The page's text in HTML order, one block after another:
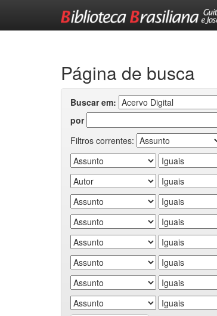
Página de busca
Buscar em:
por
Filtros correntes: